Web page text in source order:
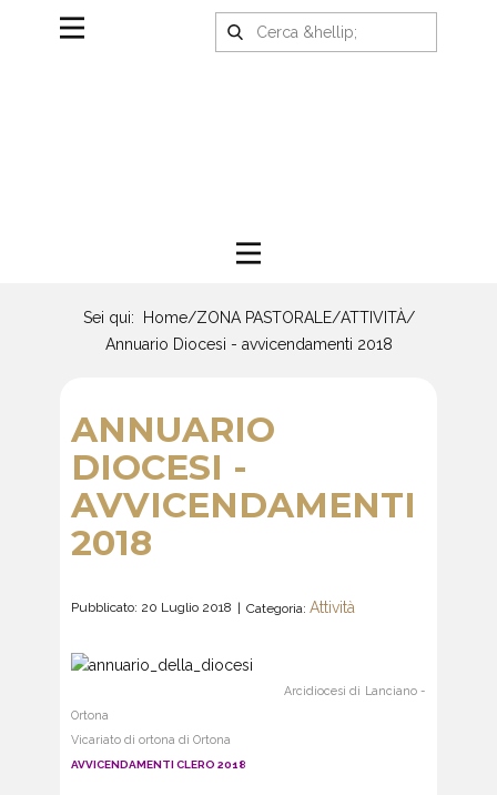
Sei qui: Home/ZONA PASTORALE/ATTIVITÀ/
Annuario Diocesi - avvicendamenti 2018
ANNUARIO
DIOCESI -
AVVICENDAMENTI
2018
Pubblicato: 20 Luglio 2018 Categoria: Attività
Arcidiocesi di Lanciano -
Ortona
Vicariato di ortona di Ortona
AVVICENDAMENTI CLERO 2018